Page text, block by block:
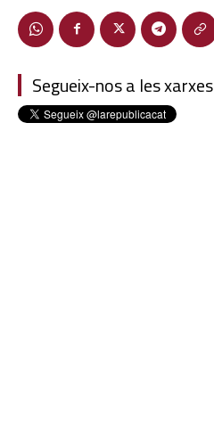
Segueix-nos a les xarxes